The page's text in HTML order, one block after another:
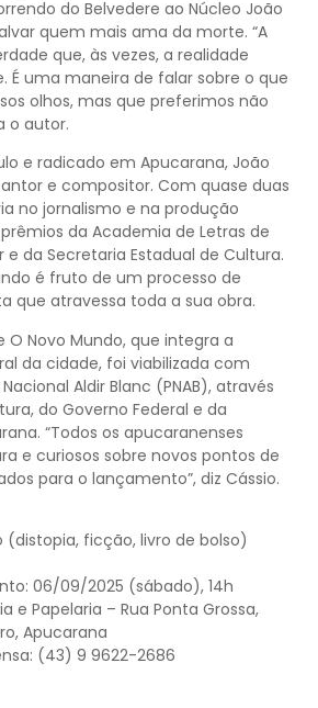
do Belvedere ao Núcleo João
quem mais ama da morte. “A
que, às vezes, a realidade
É uma maneira de falar sobre o que
olhos, mas que preferimos não
o autor.
e radicado em Apucarana, João
e compositor. Com quase duas
no jornalismo e na produção
da Academia de Letras de
e da Secretaria Estadual de Cultura.
é fruto de um processo de
que atravessa toda a sua obra.
O Novo Mundo, que integra a
da cidade, foi viabilizada com
Aldir Blanc (PNAB), através
do Governo Federal e da
“Todos os apucaranenses
e curiosos sobre novos pontos de
para o lançamento”, diz Cássio.
(distopia, ficção, livro de bolso)
06/09/2025 (sábado), 14h
e Papelaria – Rua Ponta Grossa,
Apucarana
(43) 9 9622-2686